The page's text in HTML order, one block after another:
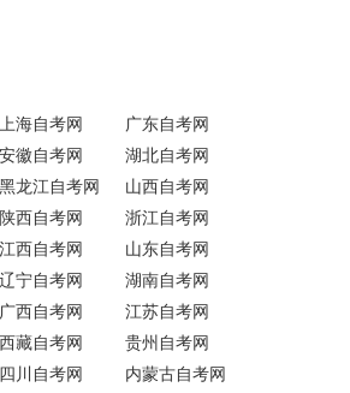
上海自考网
广东自考网
安徽自考网
湖北自考网
黑龙江自考网
山西自考网
陕西自考网
浙江自考网
江西自考网
山东自考网
辽宁自考网
湖南自考网
广西自考网
江苏自考网
西藏自考网
贵州自考网
四川自考网
内蒙古自考网